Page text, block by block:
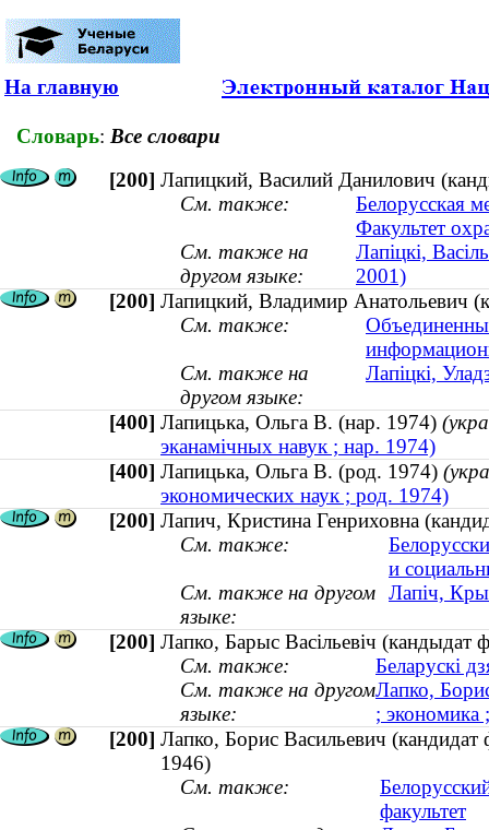
На главную
Словарь: Все словари
[200] Лапицкий, Василий Данилович
См. также:
Белорусская
Факультет
См. также на
другом языке:
Лапіцкі,
2001)
[200] Лапицкий, Владимир Анатольевич
См. также:
См. также на
другом языке:
Лапіцкі,
[400] Лапицька, Ольга В. (нар. 1974)
эканамічных навук ; нар. 1974)
[400] Лапицька, Ольга В. (род. 1974)
экономических наук ; род. 1974)
[200] Лапич, Кристина Генриховна
См. также:
и
См. также на другом
языке:
Лапіч,
[200] Лапко, Барыс Васiльевіч (кандыдат
См. также:
Беларускі
См. также на другом
языке:
Лапко,
; экономика
[200] Лапко, Борис Васильевич (кандидат
1946)
См. также:
факультет